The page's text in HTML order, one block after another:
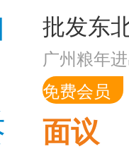
广州粮年
免费会员
面议